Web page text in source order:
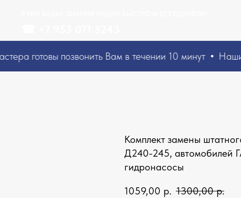
готовы позвонить Вам в течении 10 минут Наши
Комплект замены
Д240-245, автомобилей
гидронасосы
1059,00 р. 1300,00 р.